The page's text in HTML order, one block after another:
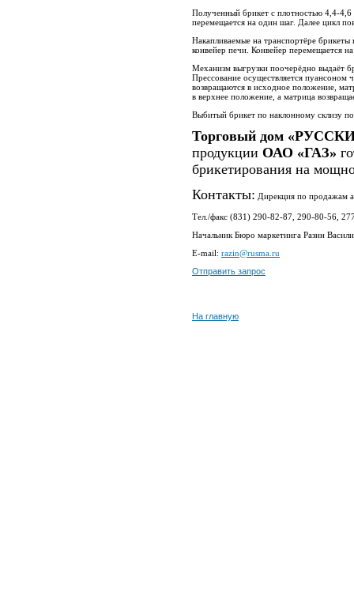
Полученный брикет с плотностью 4,4-4,6
перемещается на один шаг. Далее цикл
Накапливаемые на транспортёре
конвейер печи. Конвейер перемещается
Механизм выгрузки поочерёдно выдаёт
Прессование осуществляется пуансоном
возвращаются в исходное положение,
в верхнее положение, а матрица
Выбитый брикет по наклонному склизу
Торговый дом
продукции ОАО «ГАЗ»
брикетирования на
Контакты: Дирекция по продажам
Тел./факс (831) 290-82-87, 290-80-56,
Начальник Бюро маркетинга Разин
E-mail: razin@rusma.ru
Отправить запрос
На главную